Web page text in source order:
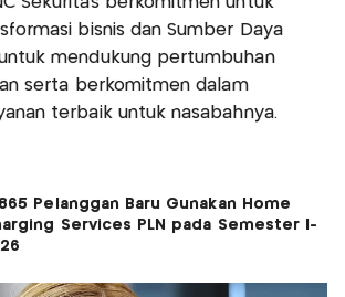
bisnis dan Sumber Daya
untuk mendukung pertumbuhan
serta berkomitmen dalam
terbaik untuk nasabahnya.
Pelanggan Baru Gunakan Home
Services PLN pada Semester I-